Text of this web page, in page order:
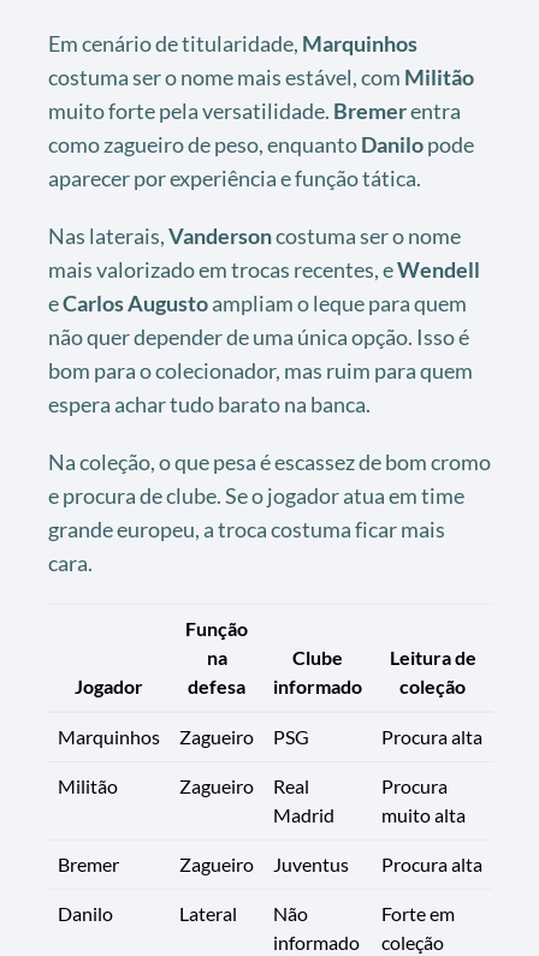
Em cenário de titularidade, Marquinhos
costuma ser o nome mais estável, com Militão
muito forte pela versatilidade. Bremerentra
como zagueiro de peso, enquantoDanilopode
aparecer por experiência e função tática.
Nas laterais,Vandersoncostuma ser o nome
mais valorizado em trocas recentes, eWendell
eCarlos Augustoampliam o leque para quem
não quer depender de uma única opção. Isso é
bom para o colecionador, mas ruim para quem
espera achar tudo barato na banca.
Na coleção, o que pesa é escassez de bom cromo
e procura de clube. Se o jogador atua em time
grande europeu, a troca costuma ficar mais
cara.
Jogador
Função
na
defesa
Clube
informado
Leitura de
coleção
Marquinhos Zagueiro PSG Procura alta
Militão Zagueiro
Real
Madrid
Procura
muito alta
Bremer Zagueiro Juventus Procura alta
Danilo Lateral
Não
informado
Forte em
coleção